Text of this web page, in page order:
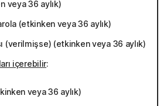
veya 36 aylık)
(etkinken veya 36 aylık)
(verilmişse) (etkinken veya 36 aylık)
içerebilir:
veya 36 aylık)